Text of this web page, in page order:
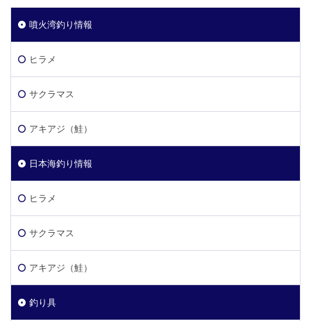
噴火湾釣り情報
ヒラメ
サクラマス
アキアジ（鮭）
日本海釣り情報
ヒラメ
サクラマス
アキアジ（鮭）
釣り具